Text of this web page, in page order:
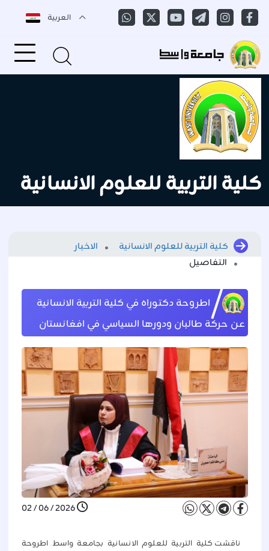
العربية
كلية التربية للعلوم الانسانية
كلية التربية للعلوم الانسانية
الاخبار
التفاصيل
اطروحة دكتوراه في كلية التربية الانسانية
عن حركة طالبان ودورها السياسي في افغانستان
2026 / 06 / 02
ناقشت كلية التربية للعلوم الانسانية بجامعة واسط اطروحة